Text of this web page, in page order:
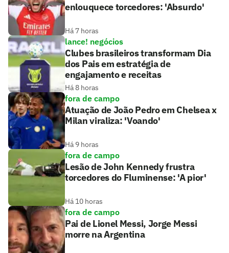
enlouquece torcedores: 'Absurdo'
Há 7 horas
lance! negócios
Clubes brasileiros transformam Dia
dos Pais em estratégia de
engajamento e receitas
Há 8 horas
fora de campo
Atuação de João Pedro em Chelsea x
Milan viraliza: 'Voando'
Há 9 horas
fora de campo
Lesão de John Kennedy frustra
torcedores do Fluminense: 'A pior'
Há 10 horas
fora de campo
Pai de Lionel Messi, Jorge Messi
morre na Argentina